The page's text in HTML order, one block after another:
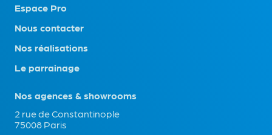
Espace Pro
Nous contacter
Nos réalisations
Le parrainage
Nos agences & showrooms
2 rue de Constantinople
75008 Paris